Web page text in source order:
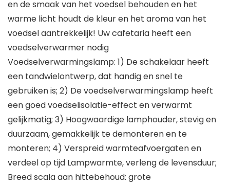
en de smaak van het voedsel behouden en het
warme licht houdt de kleur en het aroma van het
voedsel aantrekkelijk! Uw cafetaria heeft een
voedselverwarmer nodig
Voedselverwarmingslamp: 1) De schakelaar heeft
een tandwielontwerp, dat handig en snel te
gebruiken is; 2) De voedselverwarmingslamp heeft
een goed voedselisolatie-effect en verwarmt
gelijkmatig; 3) Hoogwaardige lamphouder, stevig en
duurzaam, gemakkelijk te demonteren en te
monteren; 4) Verspreid warmteafvoergaten en
verdeel op tijd Lampwarmte, verleng de levensduur;
Breed scala aan hittebehoud: grote